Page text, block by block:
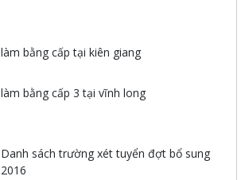
làm bằng cấp tại kiên giang
làm bằng cấp 3 tại vĩnh long
Danh sách trường xét tuyển đợt bổ sung
2016